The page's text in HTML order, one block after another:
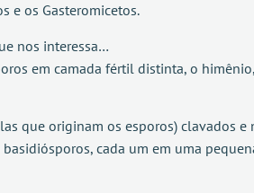
e os Gasteromicetos.
nos interessa…
em camada fértil distinta, o
que originam os esporos) clavados e
cada um em uma